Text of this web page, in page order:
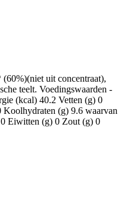
uit concentraat),
teelt. Voedingswaarden -
(kcal) 40.2 Vetten (g) 0
Koolhydraten (g) 9.6 waarvan
Eiwitten (g) 0 Zout (g) 0